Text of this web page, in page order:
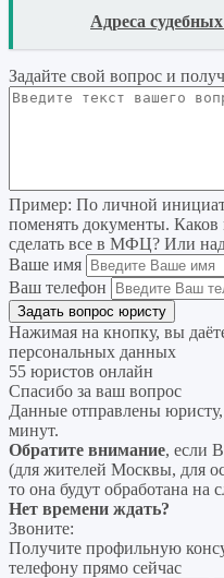
Адреса
Задайте свой вопрос и
Пример: По личной
поменять документы.
сделать все в МФЦ? Или
Ваше имя
Ваш телефон
Нажимая на кнопку, вы
персональных данных
55 юристов онлайн
Спасибо за ваш вопрос
Данные отправлены
минут.
Обратите внимание, если
(для жителей Москвы, для
то она будут обработана на
Нет времени ждать?
Звоните:
Получите профильную
телефону прямо сейчас